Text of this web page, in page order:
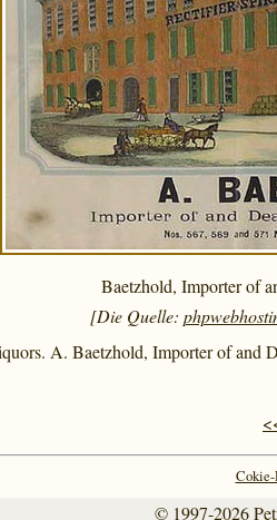
Baetzhold, Importer of
[Die Quelle:
A. Baetzhold, Importer of and
© 1997-2026